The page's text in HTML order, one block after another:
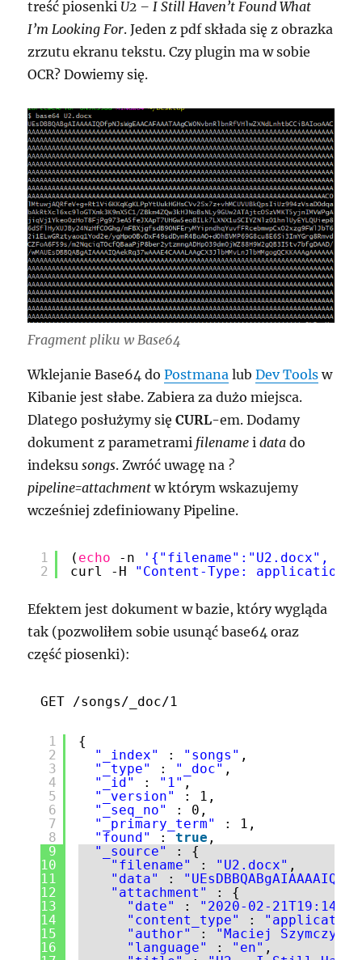
treść piosenki U2 – I Still Haven’t Found What
I’m Looking For. Jeden z pdf składa się z obrazka
zrzutu ekranu tekstu. Czy plugin ma w sobie
OCR? Dowiemy się.
Fragment pliku w Base64
Wklejanie Base64 doPostmana lubDev Tools w
Kibanie jest słabe. Zabiera za dużo miejsca.
Dlatego posłużymy sięCURL-em. Dodamy
dokument z parametrami filename idata do
indeksusongs. Zwróć uwagę na ?
pipeline=attachment w którym wskazujemy
wcześniej zdefiniowany Pipeline.
1
2
( echo -n
'{"filename":"U2.docx",
curl -H "Content-Type: application/
Efektem jest dokument w bazie, który wygląda
tak (pozwoliłem sobie usunąć base64 oraz
część piosenki):
GET /songs/_doc/1
1
2
3
4
5
6
7
8
9
10
11
12
13
14
15
16
{
"_index"
: "songs" ,
"_type"
: "_doc" ,
"_id"
: "1" ,
"_version"
: 1,
"_seq_no"
: 0,
"_primary_term"
: 1,
"found"
: true ,
"_source"
: {
"filename"
: "U2.docx" ,
"data"
:
"attachment"
: {
"date"
: "2020-02-
"content_type"
: "application/
"author"
: "Maciej Szymczyk"
"language"
: "en" ,